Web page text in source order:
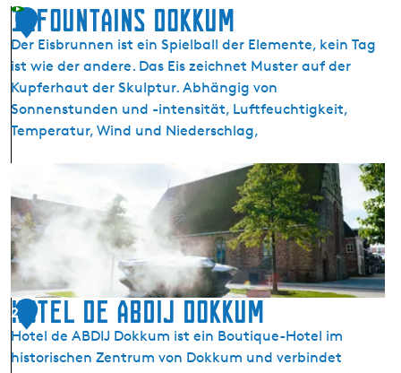
1
11Fountains Dokkum
Der Eisbrunnen ist ein Spielball der Elemente, kein Tag
ist wie der andere. Das Eis zeichnet Muster auf der
Kupferhaut der Skulptur. Abhängig von
Sonnenstunden und -intensität, Luftfeuchtigkeit,
Temperatur, Wind und Niederschlag,
1
F
o
u
n
t
a
i
n
2
Hotel de ABDIJ Dokkum
Hotel de ABDIJ Dokkum ist ein Boutique-Hotel im
historischen Zentrum von Dokkum und verbindet